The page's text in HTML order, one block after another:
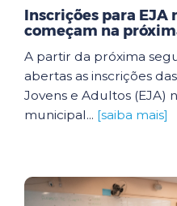
Inscrições para
começam na
A partir da próxima
abertas as inscrições
Jovens e Adultos (EJA)
municipal... [saiba mais]